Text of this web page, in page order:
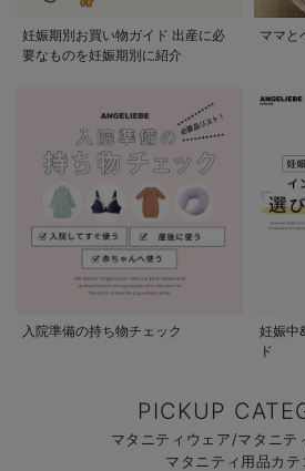
妊娠期別お買い物ガイド 出産に必
要なものを妊娠期別に紹介
ママと
入院準備の持ち物チェック
妊娠中
ド
PICKUP
マタニティウェア/マタニテ
マタニティ用品カテ